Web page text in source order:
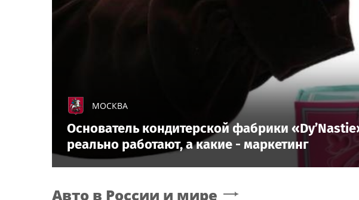
МОСКВА
Основатель кондитерской фабрики
реально работают, а какие - маркетинг
Авто в России и мире